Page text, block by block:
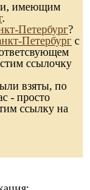
имеющим
.
Петербург?
Петербург с
ссылочку
взяты, по
- просто
ссылку на